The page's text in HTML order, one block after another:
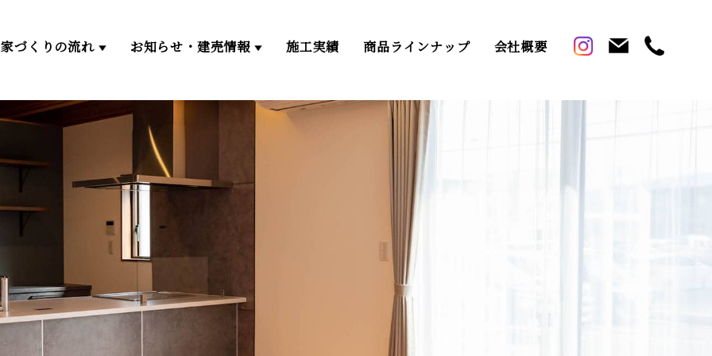
家づくりの流れ
ゼロエネルギー住宅
お知らせ・建売情報
仲介物件一覧
分譲地一覧
イベント・お知らせ一覧
施工実績 商品ラインナップ 会社概要